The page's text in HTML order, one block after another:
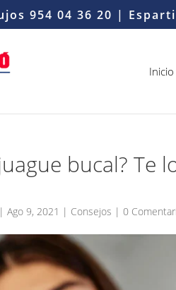
954 04 36 20 |
Inicio
bucal? Te
|Ago 9, 2021 | Consejos |0